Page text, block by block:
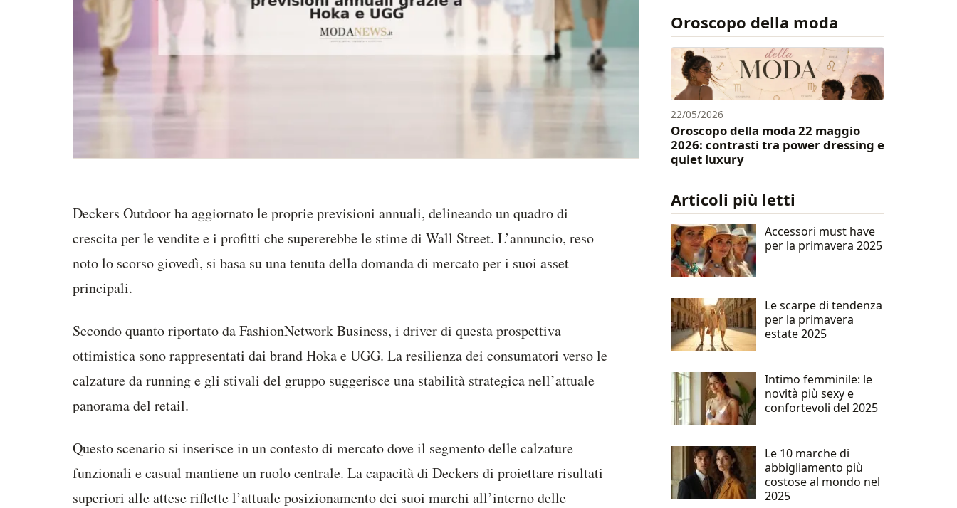
Deckers Outdoor ha aggiornato le proprie previsioni annuali, delineando un quadro di
crescita per le vendite e i profitti che supererebbe le stime di Wall Street. L’annuncio, reso
noto lo scorso giovedì, si basa su una tenuta della domanda di mercato per i suoi asset
principali.
Secondo quanto riportato da FashionNetwork Business, i driver di questa prospettiva
ottimistica sono rappresentati dai brand Hoka e UGG. La resilienza dei consumatori verso le
calzature da running e gli stivali del gruppo suggerisce una stabilità strategica nell’attuale
panorama del retail.
Questo scenario si inserisce in un contesto di mercato dove il segmento delle calzature
funzionali e casual mantiene un ruolo centrale. La capacità di Deckers di proiettare risultati
superiori alle attese riflette l’attuale posizionamento dei suoi marchi all’interno delle
Oroscopo della moda
22/05/2026
Oroscopo della moda 22 maggio
2026: contrasti tra power dressing e
quiet luxury
Articoli più letti
Accessori must have
per la primavera 2025
Le scarpe di tendenza
per la primavera
estate 2025
Intimo femminile: le
novità più sexy e
confortevoli del 2025
Le 10 marche di
abbigliamento più
costose al mondo nel
2025